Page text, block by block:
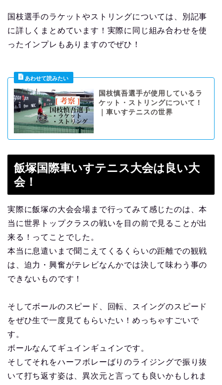
国枝選手のラケットやストリングについては、別記事
に詳しくまとめています！実際に同じ組み合わせを使
ったインプレもありますのでぜひ！
国枝慎吾選手が使用しているラ
ケット・ストリングについて！
｜車いすテニスの世界
飯塚国際車いすテニス大会は良い大
会！
実際に飯塚の大会会場まで行ってみて感じたのは、本
当に世界トップクラスの戦いを目の前で見ることが出
来る！ってことでした。
本当に息遣いまで聞こえてくるくらいの距離での観戦
は、迫力・興奮がテレビなんかでは決して味わう事の
できないものです！
そしてボールのスピード、回転、スイングのスピード
をぜひ生で一度見てもらいたい！めっちゃすごいで
す。
ボールなんてギュインギュインです。
そしてそれをハーフボレーばりのライジングで振り抜
いて打ち返す姿は、異次元と言っても良いかもしれま